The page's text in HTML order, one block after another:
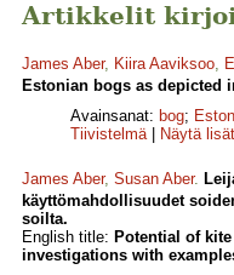
Artikkelit
James Aber, Kiira Aaviksoo,
Estonian bogs as depicted
Avainsanat: bog;
Tiivistelmä| Näytä
James Aber, Susan Aber.
käyttömahdollisuudet
soilta.
English title: Potential of
investigations with